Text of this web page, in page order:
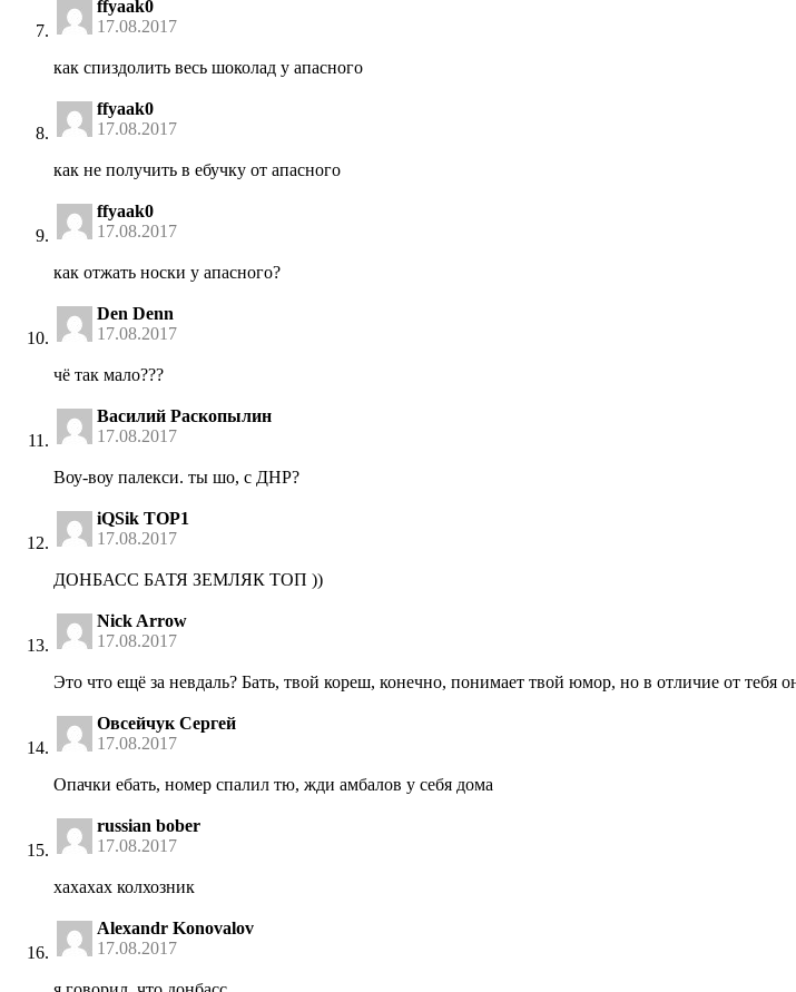
ffyaak0
17.08.2017
как спиздолить весь шоколад у апасного
ffyaak0
17.08.2017
как не получить в ебучку от апасного
ffyaak0
17.08.2017
как отжать носки у апасного?
Den Denn
17.08.2017
чё так мало???
Василий Раскопылин
17.08.2017
Воу-воу палекси. ты шо, с ДНР?
iQSik TOP1
17.08.2017
ДОНБАСС БАТЯ ЗЕМЛЯК ТОП ))
Nick Arrow
17.08.2017
Это что ещё за невдаль? Бать, твой кореш, конечно, понимает твой юмор, но в отличие от тебя
Овсейчук Сергей
17.08.2017
Опачки ебать, номер спалил тю, жди амбалов у себя дома
russian bober
17.08.2017
хахахах колхозник
Alexandr Konovalov
17.08.2017